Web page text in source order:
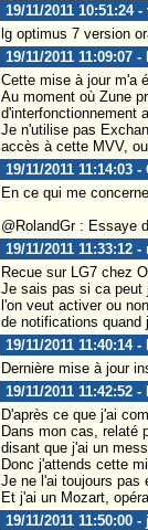
19/11/2011 10:51:24
lg optimus 7 version
19/11/2011 11:09:07
Cette mise à jour m'a
Au moment où Zune
d'interfonctionnement
Je n'utilise pas
accès à cette MVV,
19/11/2011 11:14:03
En ce qui me
@RolandGr : Essaye
19/11/2011 11:33:12
Recue sur LG7 chez
Je sais pas si ca peut
l'on veut activer ou
de notifications quand
19/11/2011 11:40:14 -
Dernière mise à jour
19/11/2011 11:42:52
D'après ce que j'ai
Dans mon cas, relaté
disant que j'ai un
Donc j'attends cette
Je ne l'ai toujours pas
Et j'ai un Mozart,
19/11/2011 11:50:00 -